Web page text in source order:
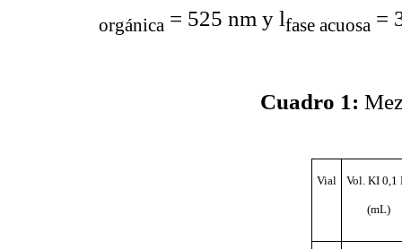
orgánica = 525 nm y lfase acuosa =
Cuadro 1:
Vial Vol. KI 0,1
(mL)